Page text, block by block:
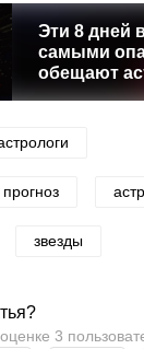
Эти 8 дней
самыми
обещают
звезды
3